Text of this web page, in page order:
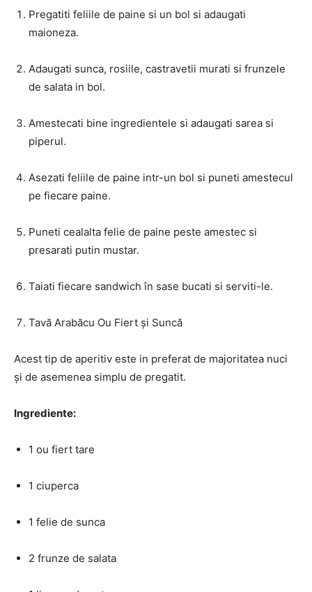
Pregatiti feliile de paine si un bol si adaugati
maioneza.
Adaugati sunca, rosiile, castravetii murati si frunzele
de salata in bol.
Amestecati bine ingredientele si adaugati sarea si
piperul.
Asezati feliile de paine intr-un bol si puneti amestecul
pe fiecare paine.
Puneti cealalta felie de paine peste amestec si
presarati putin mustar.
Taiati fiecare sandwich în sase bucati si serviti-le.
Tavă Arabăcu Ou Fiert și Suncă
Acest tip de aperitiv este in preferat de majoritatea nuci
și de asemenea simplu de pregatit.
Ingrediente:
1 ou fiert tare
1 ciuperca
1 felie de sunca
2 frunze de salata